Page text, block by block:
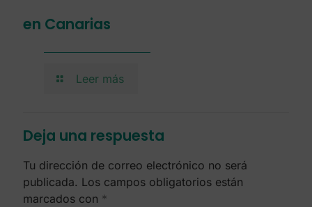
en Canarias
Leer más
Deja una respuesta
Tu dirección de correo electrónico no será
publicada. Los campos obligatorios están
marcados con *